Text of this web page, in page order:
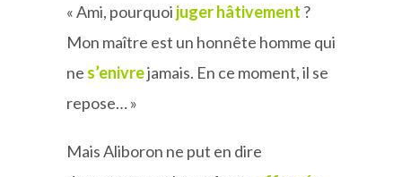
« Ami, pourquoi jugerhâtivement ?
Mon maître est un honnête homme qui
ne s’enivrejamais. En ce moment, il se
repose… »
Mais Aliboron ne put en dire